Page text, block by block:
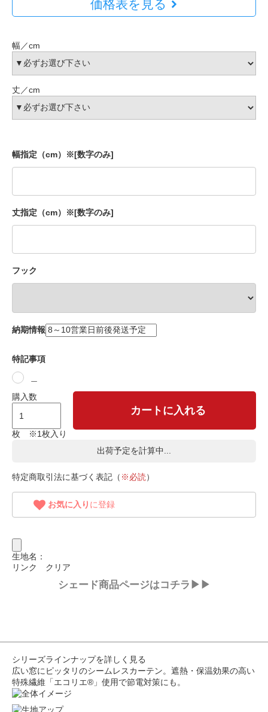
価格表を見る
幅／cm
丈／cm
幅指定（cm）※[数字のみ]
丈指定（cm）※[数字のみ]
フック
納期情報
特記事項
購入数
枚 ※1枚入り
カートに入れる
出荷予定を計算中...
特定商取引法に基づく表記（ ※必読）
お気に入り に登録
生地名：
リンク クリア
シェード商品ページはコチラ▶▶
シリーズラインナップを詳しく見る
広い窓にピッタリのシームレスカーテン。遮熱・保温効果の高い
特殊繊維「エコリエ®」使用で節電対策にも。